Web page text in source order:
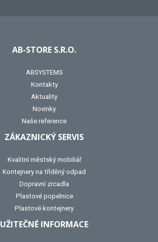
AB-STORE S.R.O.
ABSYSTEMS
Kontakty
Aktuality
Novinky
Naše reference
ZÁKAZNICKÝ SERVIS
Kvalitní městský mobiliář
Kontejnery na tříděný odpad
Dopravní zrcadla
Plastové popelnice
Plastové kontejnery
UŽITEČNÉ INFORMACE